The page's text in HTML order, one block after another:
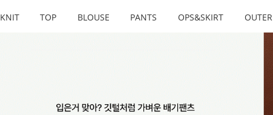
KNIT TOP BLOUSE PANTS OPS&SKIRT OUTER